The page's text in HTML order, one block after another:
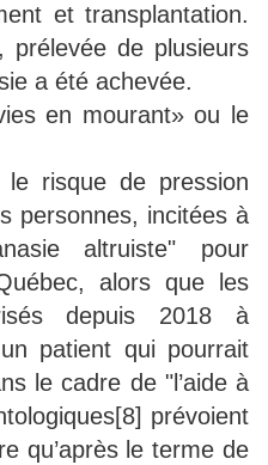
et transplantation.
prélevée de plusieurs
a été achevée.
en mourant» ou le
le risque de pression
personnes, incitées à
altruiste" pour
alors que les
depuis 2018 à
patient qui pourrait
le cadre de "l’aide à
prévoient
qu’après le terme de